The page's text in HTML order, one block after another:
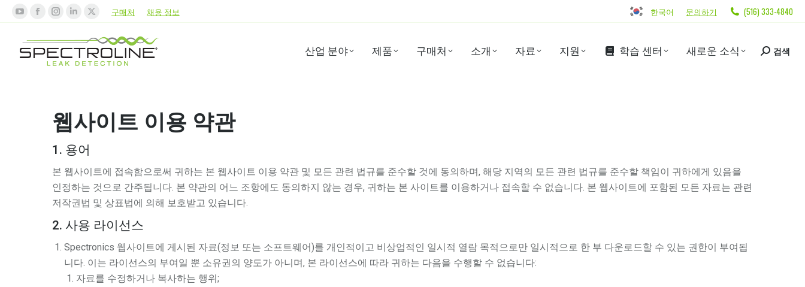
구매처 채용 정보 한국어 문의하기 (516) 333-4840
산업 분야 제품 구매처 소개 자료 지원 학습 센터 새로운 소식 검색
웹사이트 이용 약관
1. 용어
본 웹사이트에 접속함으로써 귀하는 본 웹사이트 이용 약관 및 모든 관련 법규를 준수할 것에 동의하며, 해당 지역의 모든 관련 법규를 준수할 책임이 귀하에게 있음을
인정하는 것으로 간주됩니다. 본 약관의 어느 조항에도 동의하지 않는 경우, 귀하는 본 사이트를 이용하거나 접속할 수 없습니다. 본 웹사이트에 포함된 모든 자료는 관련
저작권법 및 상표법에 의해 보호받고 있습니다.
2. 사용 라이선스
Spectronics 웹사이트에 게시된 자료(정보 또는 소프트웨어)를 개인적이고 비상업적인 일시적 열람 목적으로만 일시적으로 한 부 다운로드할 수 있는 권한이 부여됩
니다. 이는 라이선스의 부여일 뿐 소유권의 양도가 아니며, 본 라이선스에 따라 귀하는 다음을 수행할 수 없습니다:
자료를 수정하거나 복사하는 행위;